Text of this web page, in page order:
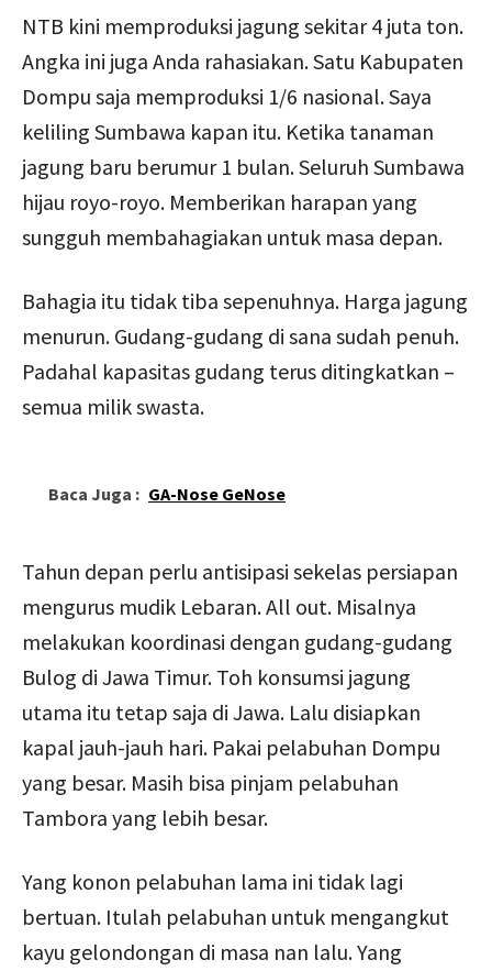
NTB kini memproduksi jagung sekitar 4 juta ton.
Angka ini juga Anda rahasiakan. Satu Kabupaten
Dompu saja memproduksi 1/6 nasional. Saya
keliling Sumbawa kapan itu. Ketika tanaman
jagung baru berumur 1 bulan. Seluruh Sumbawa
hijau royo-royo. Memberikan harapan yang
sungguh membahagiakan untuk masa depan.
Bahagia itu tidak tiba sepenuhnya. Harga jagung
menurun. Gudang-gudang di sana sudah penuh.
Padahal kapasitas gudang terus ditingkatkan –
semua milik swasta.
Baca Juga : GA-Nose GeNose
Tahun depan perlu antisipasi sekelas persiapan
mengurus mudik Lebaran. All out. Misalnya
melakukan koordinasi dengan gudang-gudang
Bulog di Jawa Timur. Toh konsumsi jagung
utama itu tetap saja di Jawa. Lalu disiapkan
kapal jauh-jauh hari. Pakai pelabuhan Dompu
yang besar. Masih bisa pinjam pelabuhan
Tambora yang lebih besar.
Yang konon pelabuhan lama ini tidak lagi
bertuan. Itulah pelabuhan untuk mengangkut
kayu gelondongan di masa nan lalu. Yang